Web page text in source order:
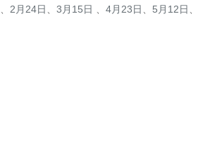
2月24日 3月15日 4月23日 5月12日